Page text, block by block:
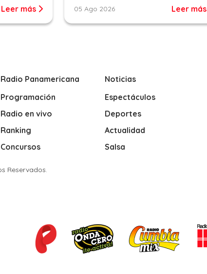
Leer más 05 Ago 2026 Leer más
Radio Panamericana
Programación
Radio en vivo
Ranking
Concursos
Noticias
Espectáculos
Deportes
Actualidad
Salsa
Reservados.